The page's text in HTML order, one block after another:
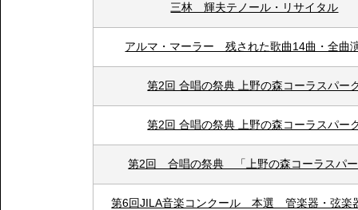
三林 輝夫テノール・リサイタル
アルマ・マーラー 残された歌曲14曲・全曲
第2回 合唱の祭典 上野の森コーラスパー
第2回 合唱の祭典 上野の森コーラスパー
第2回 合唱の祭典 「上野の森コーラスパ
第6回JILA音楽コンクール 本選 管楽器・弦楽